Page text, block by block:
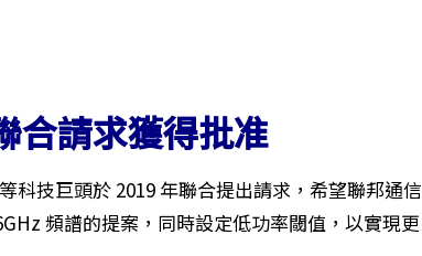
合請求獲得批准
科技巨頭於 2019 年聯合提出請求，希望聯邦通信
頻譜的提案，同時設定低功率閾值，以實現更